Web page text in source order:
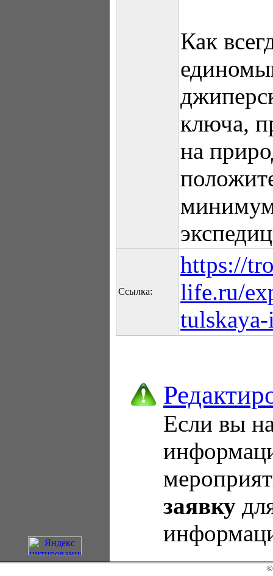
Как
ключа,
на
Ссылка:
https://
life.ru/
Если вы
заявку
©